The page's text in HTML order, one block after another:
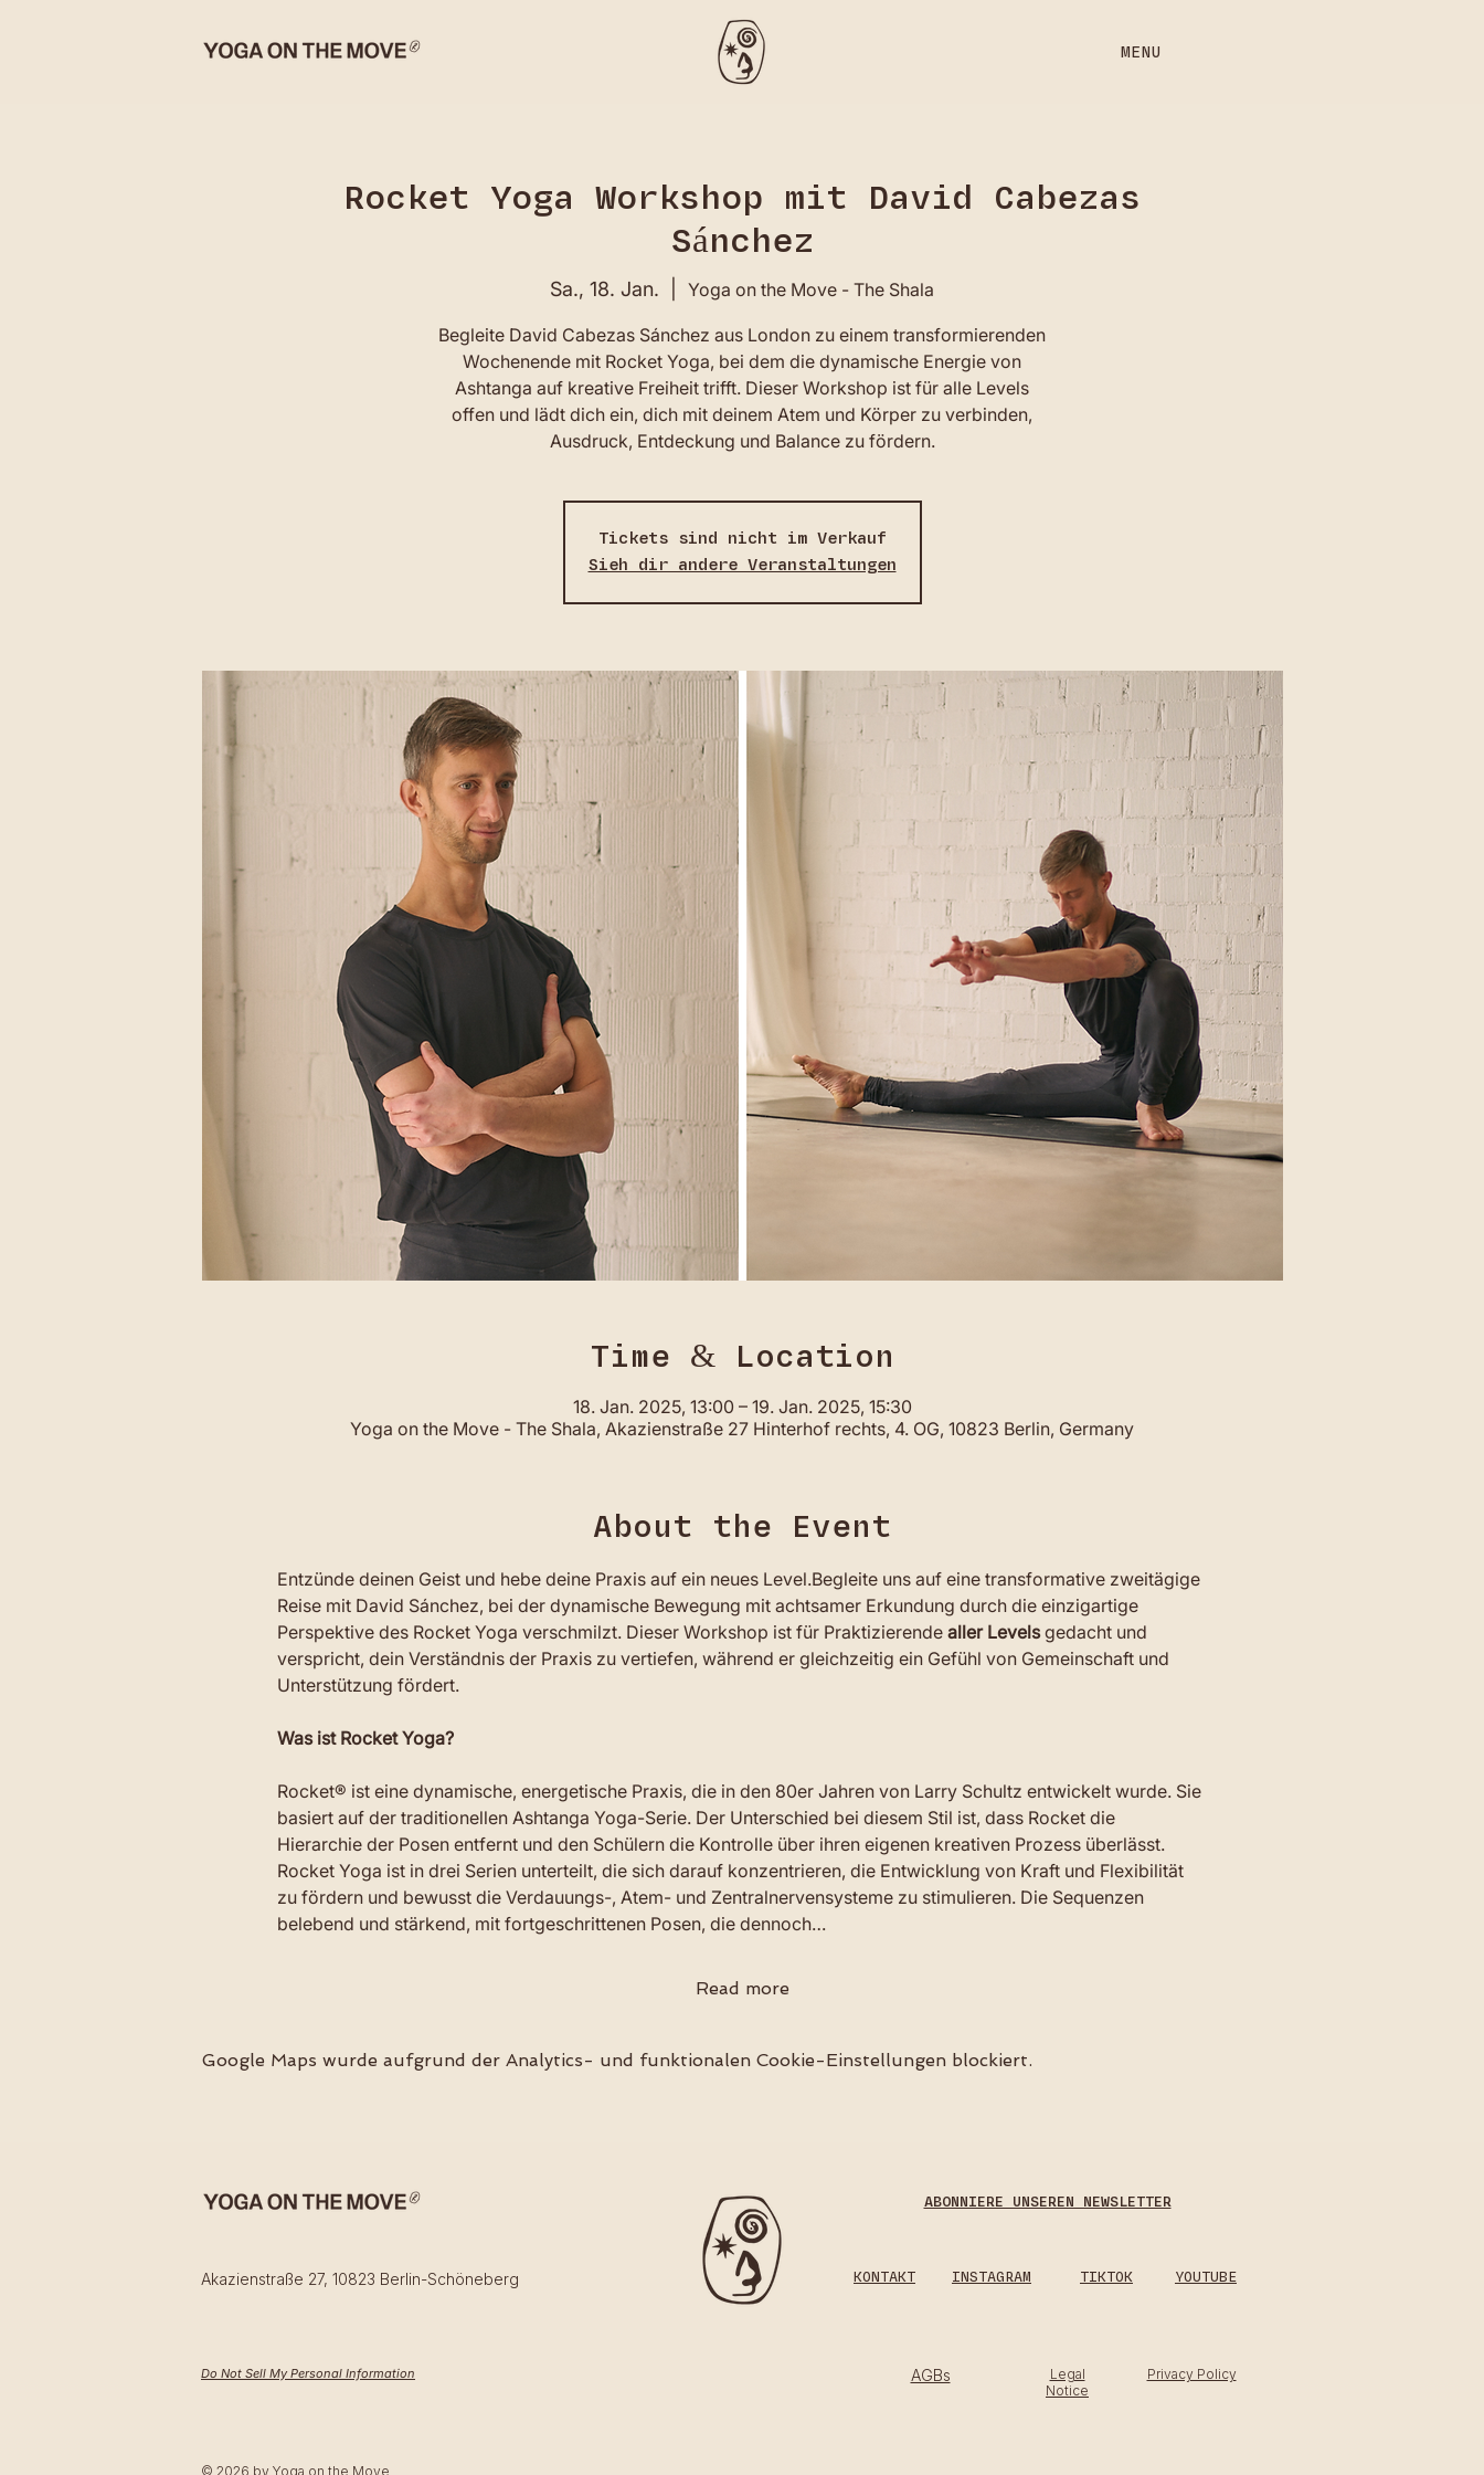
MENU
Rocket Yoga Workshop mit David Cabezas
Sánchez
Sa., 18. Jan. Yoga on the Move - The Shala
Begleite David Cabezas Sánchez aus London zu einem transformierenden
Wochenende mit Rocket Yoga, bei dem die dynamische Energie von
Ashtanga auf kreative Freiheit trifft. Dieser Workshop ist für alle Levels
offen und lädt dich ein, dich mit deinem Atem und Körper zu verbinden,
Ausdruck, Entdeckung und Balance zu fördern.
Tickets sind nicht im Verkauf
Sieh dir andere Veranstaltungen
Time & Location
18. Jan. 2025, 13:00 – 19. Jan. 2025, 15:30
Yoga on the Move - The Shala, Akazienstraße 27 Hinterhof rechts, 4. OG, 10823 Berlin, Germany
About the Event
Entzünde deinen Geist und hebe deine Praxis auf ein neues Level.Begleite uns auf eine transformative zweitägige
Reise mit David Sánchez, bei der dynamische Bewegung mit achtsamer Erkundung durch die einzigartige
Perspektive des Rocket Yoga verschmilzt. Dieser Workshop ist für Praktizierende aller Levels gedacht und
verspricht, dein Verständnis der Praxis zu vertiefen, während er gleichzeitig ein Gefühl von Gemeinschaft und
Unterstützung fördert.
Was ist Rocket Yoga?
Rocket® ist eine dynamische, energetische Praxis, die in den 80er Jahren von Larry Schultz entwickelt wurde. Sie
basiert auf der traditionellen Ashtanga Yoga-Serie. Der Unterschied bei diesem Stil ist, dass Rocket die
Hierarchie der Posen entfernt und den Schülern die Kontrolle über ihren eigenen kreativen Prozess überlässt.
Rocket Yoga ist in drei Serien unterteilt, die sich darauf konzentrieren, die Entwicklung von Kraft und Flexibilität
zu fördern und bewusst die Verdauungs-, Atem- und Zentralnervensysteme zu stimulieren. Die Sequenzen
belebend und stärkend, mit fortgeschrittenen Posen, die dennoch…
Read more
Google Maps wurde aufgrund der Analytics- und funktionalen Cookie-Einstellungen blockiert.
Akazienstraße 27, 10823 Berlin-Schöneberg​
Do Not Sell My Personal Information
ABONNIERE UNSEREN NEWSLETTER
KONTAKT INSTAGRAM TIKTOK YOUTUBE
AGBs
Legal
Notice
Privacy Policy
© 2026 by Yoga on the Move